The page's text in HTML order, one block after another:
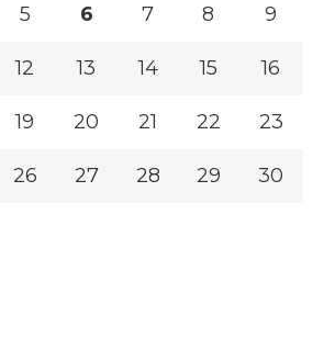
5 6 7 8 9
12 13 14 15 16
19 20 21 22 23
26 27 28 29 30